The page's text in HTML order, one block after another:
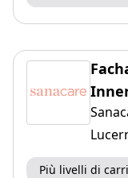
Più livelli di